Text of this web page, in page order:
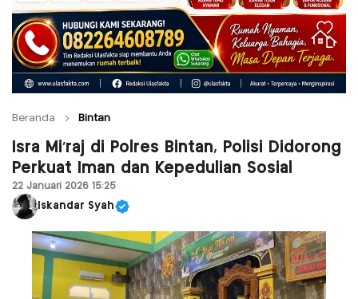
Beranda Bintan
Isra Mi’raj di Polres Bintan, Polisi Didorong
Perkuat Iman dan Kepedulian Sosial
22 Januari 2026 15:25
Iskandar Syah